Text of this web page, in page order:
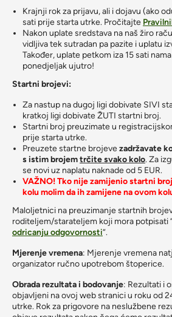
Krajnji rok za prijavu, ali i dojavu (ako
sati prije starta utrke. Pročitajte
Nakon uplate sredstava na naš žiro
vidljiva tek sutradan pa pazite i uplatu
Također, uplate petkom iza 15 sati
ponedjeljak ujutro!
Startni brojevi:
Za nastup na dugoj ligi dobivate SIVI
kratkoj ligi dobivate ŽUTI startni broj.
Startni broj preuzimate u
prije starta utrke.
Preuzete startne brojevezadržavate
s istim brojemtrčite svako kolo. Za
se novi uz naplatu naknade od 5 EUR.
VAŽNO! Tko nije zamijenio startni
kolu molim da ih zamijene na ovom
Maloljetnici na preuzimanje startnih
roditeljem/starateljem koji mora potpisati
odricanju odgovornosti“.
Mjerenje vremena: Mjerenje vremena
organizator ručno upotrebom štoperice.
Obrada rezultata i bodovanje: Rezultati i
objavljeni na ovoj web stranici u roku od
utrke. Rok za prigovore na neslužbene